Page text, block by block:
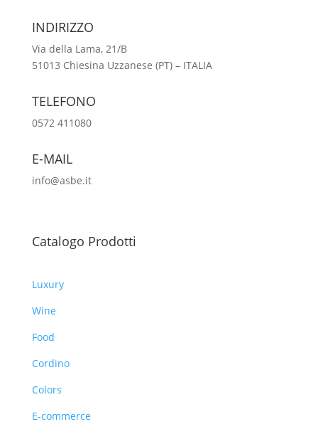
INDIRIZZO
Via della Lama, 21/B
51013 Chiesina Uzzanese (PT) – ITALIA
TELEFONO
0572 411080
E-MAIL
info@asbe.it
Catalogo Prodotti
Luxury
Wine
Food
Cordino
Colors
E-commerce